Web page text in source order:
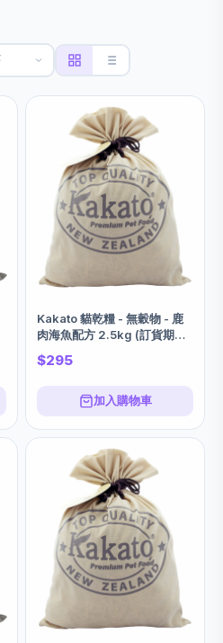
Kakato 貓乾糧 - 無穀物 - 鹿
肉海魚配方 2.5kg (訂貨期大
約7-14個工作日)
$295
加入購物車